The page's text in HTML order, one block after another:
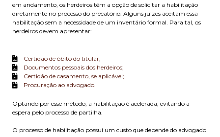
em andamento, os herdeiros têm a opção de solicitar a habilitação
diretamente no processo do precatório. Alguns juízes aceitam essa
habilitação sem a necessidade de um inventário formal. Para tal, os
herdeiros devem apresentar:
Certidão de óbito do titular;
Documentos pessoais dos herdeiros;
Certidão de casamento, se aplicável;
Procuração ao advogado.
Optando por esse método, a habilitação é acelerada, evitando a
espera pelo processo de partilha.
O processo de habilitação possui um custo que depende do advogado